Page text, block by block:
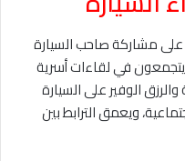
مشاركة صاحب السيارة
يتجمعون في لقاءات أسرية
الوفير على السيارة
ويعمق الترابط بين